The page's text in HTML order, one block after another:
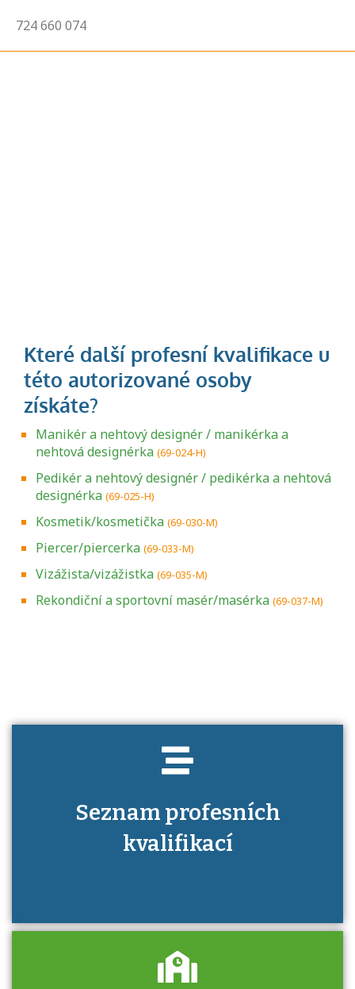
724 660 074
Manikér a nehtový designér / manikérka a
nehtová designérka (69-024-H)
Pedikér a nehtový designér / pedikérka a nehtová
designérka (69-025-H)
Kosmetik/kosmetička (69-030-M)
Piercer/piercerka (69-033-M)
Vizážista/vizážistka (69-035-M)
Rekondiční a sportovní masér/masérka (69-037-M)
Seznam profesních
kvalifikací
Projděte si seznam profesních kvalifikací.